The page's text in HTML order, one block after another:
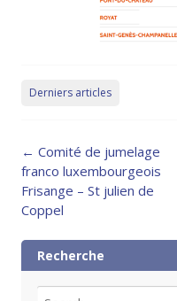
Derniers articles
Post
navigation
← Comité de jumelage
franco luxembourgeois
Frisange – St julien de
Coppel
Recherche